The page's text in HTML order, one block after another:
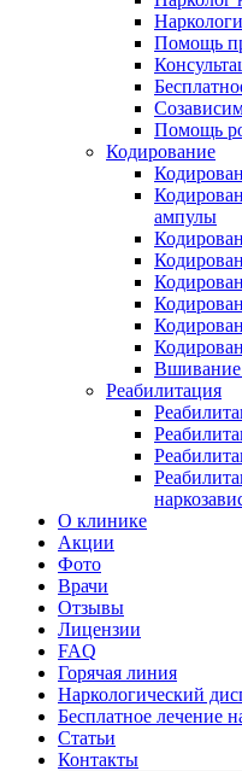
Помощь
Помощь
Кодирование
ампулы
Вшивание
Реабилитация
О клинике
Акции
Фото
Врачи
Отзывы
Лицензии
FAQ
Горячая линия
Наркологический
Бесплатное лечение
Статьи
Контакты